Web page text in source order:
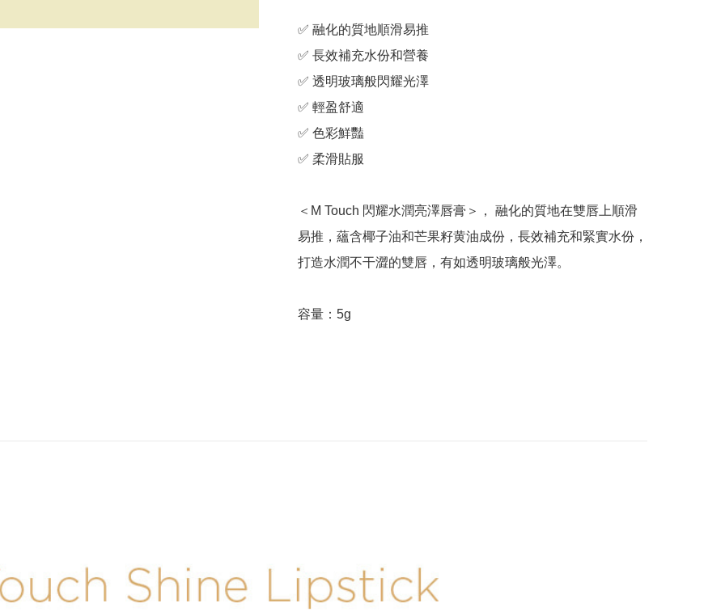
✅ 融化的質地順滑易推
✅ 長效補充水份和營養
✅ 透明玻璃般閃耀光澤
✅ 輕盈舒適
✅ 色彩鮮豔
✅ 柔滑貼服
＜M Touch 閃耀水潤亮澤唇膏＞， 融化的質地在雙唇上順滑
易推，蘊含椰子油和芒果籽黄油成份，長效補充和緊實水份，
打造水潤不干澀的雙唇，有如透明玻璃般光澤。
容量：5g